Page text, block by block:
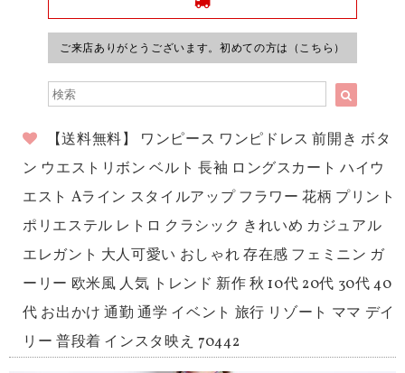
ご来店ありがとうございます。初めての方は（こちら）
【送料無料】 ワンピース ワンピドレス 前開き ボタ
ン ウエストリボン ベルト 長袖 ロングスカート ハイウ
エスト Aライン スタイルアップ フラワー 花柄 プリント
ポリエステル レトロ クラシック きれいめ カジュアル
エレガント 大人可愛い おしゃれ 存在感 フェミニン ガ
ーリー 欧米風 人気 トレンド 新作 秋 10代 20代 30代 40
代 お出かけ 通勤 通学 イベント 旅行 リゾート ママ デイ
リー 普段着 インスタ映え 70442